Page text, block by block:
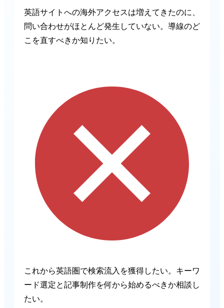
英語サイトへの海外アクセスは増えてきたのに、
問い合わせがほとんど発生していない。導線のど
こを直すべきか知りたい。
これから英語圏で検索流入を獲得したい。キーワ
ード選定と記事制作を何から始めるべきか相談し
たい。